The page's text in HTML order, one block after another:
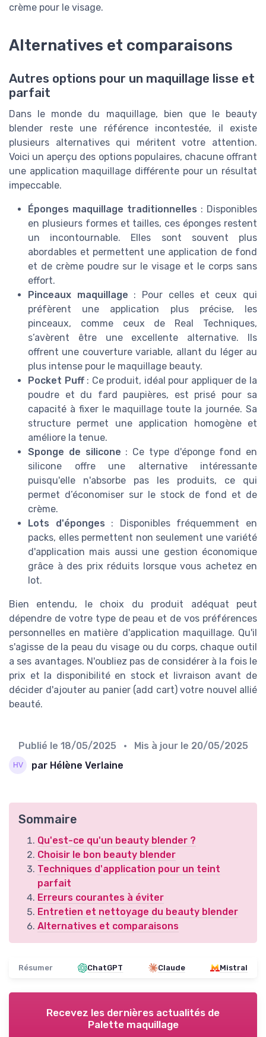
crème pour le visage.
Alternatives et comparaisons
Autres options pour un maquillage lisse et
parfait
Dans le monde du maquillage, bien que le beauty
blender reste une référence incontestée, il existe
plusieurs alternatives qui méritent votre attention.
Voici un aperçu des options populaires, chacune offrant
une application maquillage différente pour un résultat
impeccable.
Éponges maquillage traditionnelles : Disponibles
en plusieurs formes et tailles, ces éponges restent
un incontournable. Elles sont souvent plus
abordables et permettent une application de fond
et de crème poudre sur le visage et le corps sans
effort.
Pinceaux maquillage : Pour celles et ceux qui
préfèrent une application plus précise, les
pinceaux, comme ceux de Real Techniques,
s’avèrent être une excellente alternative. Ils
offrent une couverture variable, allant du léger au
plus intense pour le maquillage beauty.
Pocket Puff: Ce produit, idéal pour appliquer de la
poudre et du fard paupières, est prisé pour sa
capacité à fixer le maquillage toute la journée. Sa
structure permet une application homogène et
améliore la tenue.
Sponge de silicone : Ce type d'éponge fond en
silicone offre une alternative intéressante
puisqu'elle n'absorbe pas les produits, ce qui
permet d’économiser sur le stock de fond et de
crème.
Lots d'éponges : Disponibles fréquemment en
packs, elles permettent non seulement une variété
d'application mais aussi une gestion économique
grâce à des prix réduits lorsque vous achetez en
lot.
Bien entendu, le choix du produit adéquat peut
dépendre de votre type de peau et de vos préférences
personnelles en matière d'application maquillage. Qu'il
s'agisse de la peau du visage ou du corps, chaque outil
a ses avantages. N'oubliez pas de considérer à la fois le
prix et la disponibilité en stock et livraison avant de
décider d'ajouter au panier (add cart) votre nouvel allié
beauté.
Publié le 18/05/2025 • Mis à jour le 20/05/2025
par Hélène Verlaine
Sommaire
Qu'est-ce qu'un beauty blender ?
Choisir le bon beauty blender
Techniques d'application pour un teint
parfait
Erreurs courantes à éviter
Entretien et nettoyage du beauty blender
Alternatives et comparaisons
Résumer ChatGPT Claude Mistral
Recevez les dernières actualités de
Palette maquillage